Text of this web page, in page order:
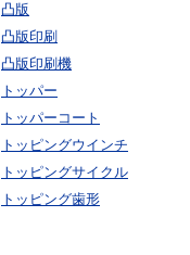
凸版
凸版印刷
凸版印刷機
トッパー
トッパーコート
トッピングウインチ
トッピングサイクル
トッピング歯形